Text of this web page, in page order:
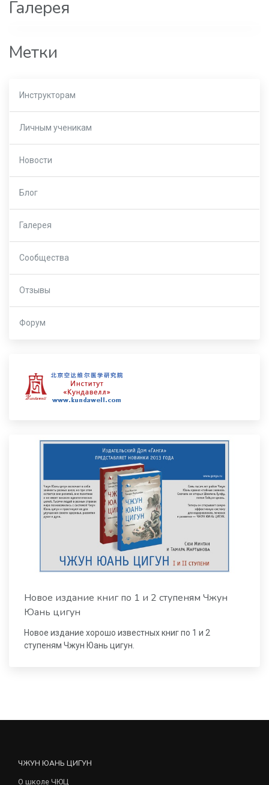
Галерея
Метки
Инструкторам
Личным ученикам
Новости
Блог
Галерея
Сообщества
Отзывы
Форум
Новое издание книг по 1 и 2 ступеням Чжун
Юань цигун
Новое издание хорошо известных книг по 1 и 2
ступеням Чжун Юань цигун.
ЧЖУН ЮАНЬ ЦИГУН
О школе ЧЮЦ